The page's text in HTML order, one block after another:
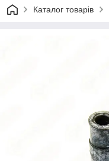
Каталог товарів